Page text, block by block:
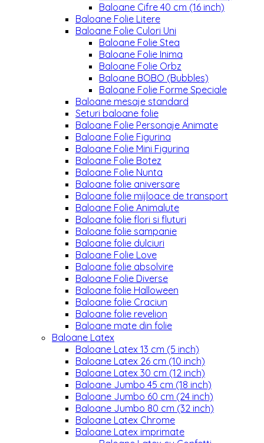
Baloane Cifre 40 cm (16 inch)
Baloane Folie Litere
Baloane Folie Culori Uni
Baloane Folie Stea
Baloane Folie Inima
Baloane Folie Orbz
Baloane BOBO (Bubbles)
Baloane Folie Forme Speciale
Baloane mesaje standard
Seturi baloane folie
Baloane Folie Personaje Animate
Baloane Folie Figurina
Baloane Folie Mini Figurina
Baloane Folie Botez
Baloane Folie Nunta
Baloane folie aniversare
Baloane folie mijloace de transport
Baloane Folie Animalute
Baloane folie flori si fluturi
Baloane folie sampanie
Baloane folie dulciuri
Baloane Folie Love
Baloane folie absolvire
Baloane Folie Diverse
Baloane folie Halloween
Baloane folie Craciun
Baloane folie revelion
Baloane mate din folie
Baloane Latex
Baloane Latex 13 cm (5 inch)
Baloane Latex 26 cm (10 inch)
Baloane Latex 30 cm (12 inch)
Baloane Jumbo 45 cm (18 inch)
Baloane Jumbo 60 cm (24 inch)
Baloane Jumbo 80 cm (32 inch)
Baloane Latex Chrome
Baloane Latex imprimate